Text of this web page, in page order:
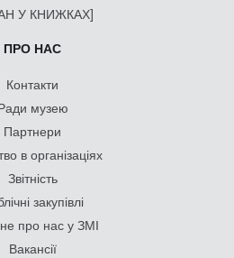
У КНИЖКАХ]
ПРО НАС
Контакти
музею
Партнери
в організаціях
Звітність
закупівлі
про нас у ЗМІ
Вакансії